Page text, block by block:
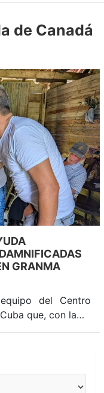
de Canadá
GRANMA
del Centro
que, con la…